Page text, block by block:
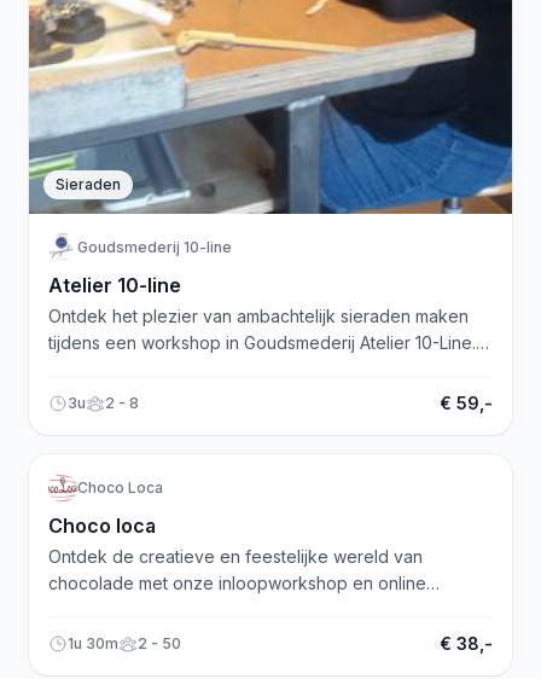
Sieraden
Goudsmederij 10-line
Atelier 10-line
Ontdek het plezier van ambachtelijk sieraden maken
tijdens een workshop in Goudsmederij Atelier 10-Line.
3u 2 - 8 € 59,-
Choco Loca
Choco loca
Ontdek de creatieve en feestelijke wereld van
chocolade met onze inloopworkshop en online
1u 30m 2 - 50 € 38,-